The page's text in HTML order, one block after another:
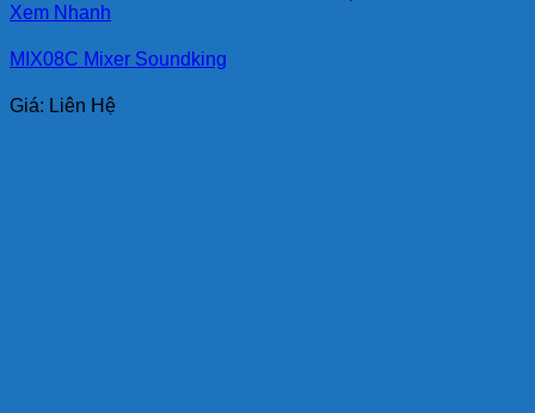
Xem Nhanh
MIX08C Mixer Soundking
Giá: Liên Hệ